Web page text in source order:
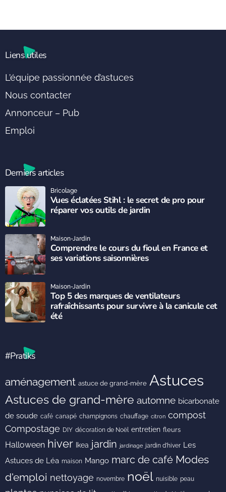
Liens utiles
L’équipe passionnée d’astuces
Nous contacter
Annonceur – Pub
Emploi
Derniers articles
Vues éclatées Stihl : le secret de pro pour
réparer vos outils de jardin
Bricolage
Comprendre le cours du fioul en France et
ses variations saisonnières
Maison-Jardin
Top 5 des marques de ventilateurs
rafraîchissants pour survivre à la canicule cet
été
Maison-Jardin
#Pratiks
aménagement astuce de grand-mère Astuces
Astuces de grand-mère automne bicarbonate
de soude café canapé champignons chauffage citron compost
Compostage DIY décoration de Noël entretien fleurs
Halloween hiver Ikea jardin jardinage jardin d'hiver Les
Astuces de Léa maison Mango marc de café Modes
d'emploi nettoyage novembre noël nuisible peau